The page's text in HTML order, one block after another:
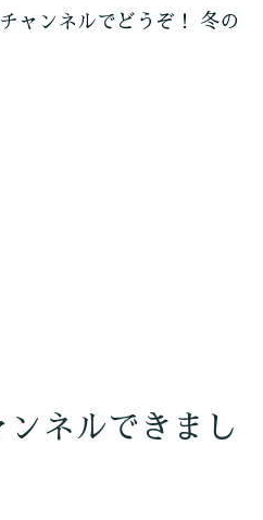
ャンネルでどうぞ！ 冬の
ネルできまし